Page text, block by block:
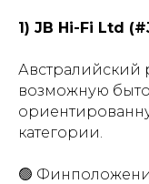
1) JB Hi-Fi Ltd
возможную
категории.
🟢